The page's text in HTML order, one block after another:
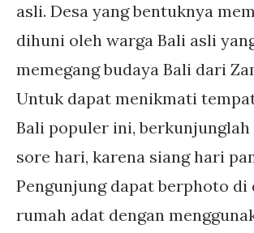
asli. Desa yang bentuknya
dihuni oleh warga Bali asli
memegang budaya Bali dari
Untuk dapat menikmati
Bali populer ini, berkunjunglah
sore hari, karena siang hari
Pengunjung dapat berphoto di
rumah adat dengan